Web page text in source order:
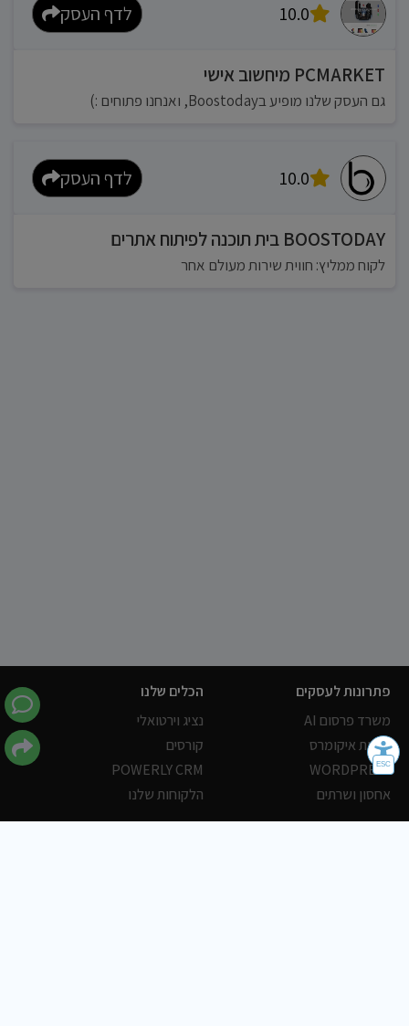
10.0 לדף העסק
PCMARKET מיחשוב אישי
גם העסק שלנו מופיע בBoostoday, ואנחנו פתוחים :)
10.0 לדף העסק
BOOSTODAY בית תוכנה לפיתוח אתרים
לקוח ממליץ: חווית שירות מעולם אחר
פתרונות לעסקים
משרד פרסום AI
חנויות איקומרס
WORDPRESS
אחסון ושרתים
הכלים שלנו
נציג וירטואלי
קורסים
POWERLY CRM
הלקוחות שלנו